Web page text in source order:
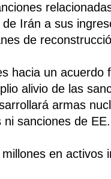
Irán a sus
de
hacia un acuerdo
alivio de las
armas
sanciones de
en activos